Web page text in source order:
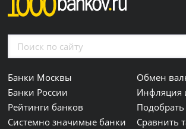
Банки Москвы
Банки России
Рейтинги банков
Системно значимые банки
Обмен
Инфляция
Сравнить